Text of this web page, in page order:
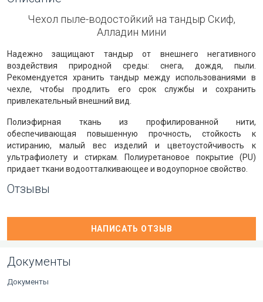
Чехол пыле-водостойкий на тандыр Скиф,
Алладин мини
Надежно защищают тандыр от внешнего негативного
воздействия природной среды: снега, дождя, пыли.
Рекомендуется хранить тандыр между использованиями в
чехле, чтобы продлить его срок службы и сохранить
привлекательный внешний вид.
Полиэфирная ткань из профилированной нити,
обеспечивающая повышенную прочность, стойкость к
истиранию, малый вес изделий и цветоустойчивость к
ультрафиолету и стиркам. Полиуретановое покрытие (PU)
придает ткани водоотталкивающее и водоупорное свойство.
Отзывы
НАПИСАТЬ ОТЗЫВ
Документы
Документы